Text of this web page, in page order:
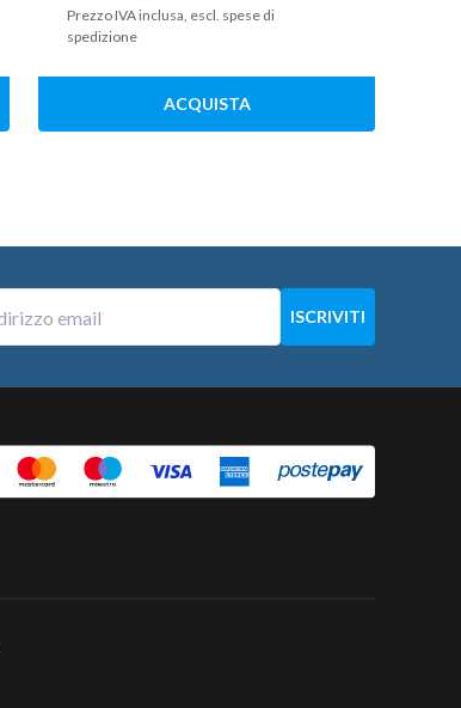
Prezzo IVA inclusa, escl. spese di
spedizione
ACQUISTA